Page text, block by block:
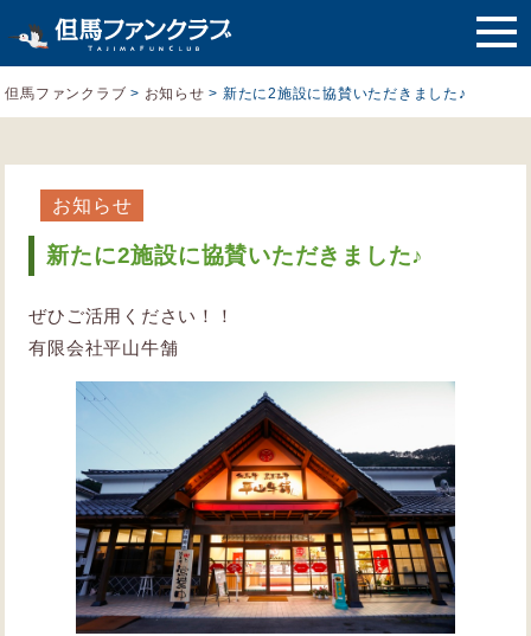
但馬ファンクラブ > お知らせ > 新たに2施設に協賛いただきました♪
お知らせ
新たに2施設に協賛いただきました♪
ぜひご活用ください！！
有限会社平山牛舗